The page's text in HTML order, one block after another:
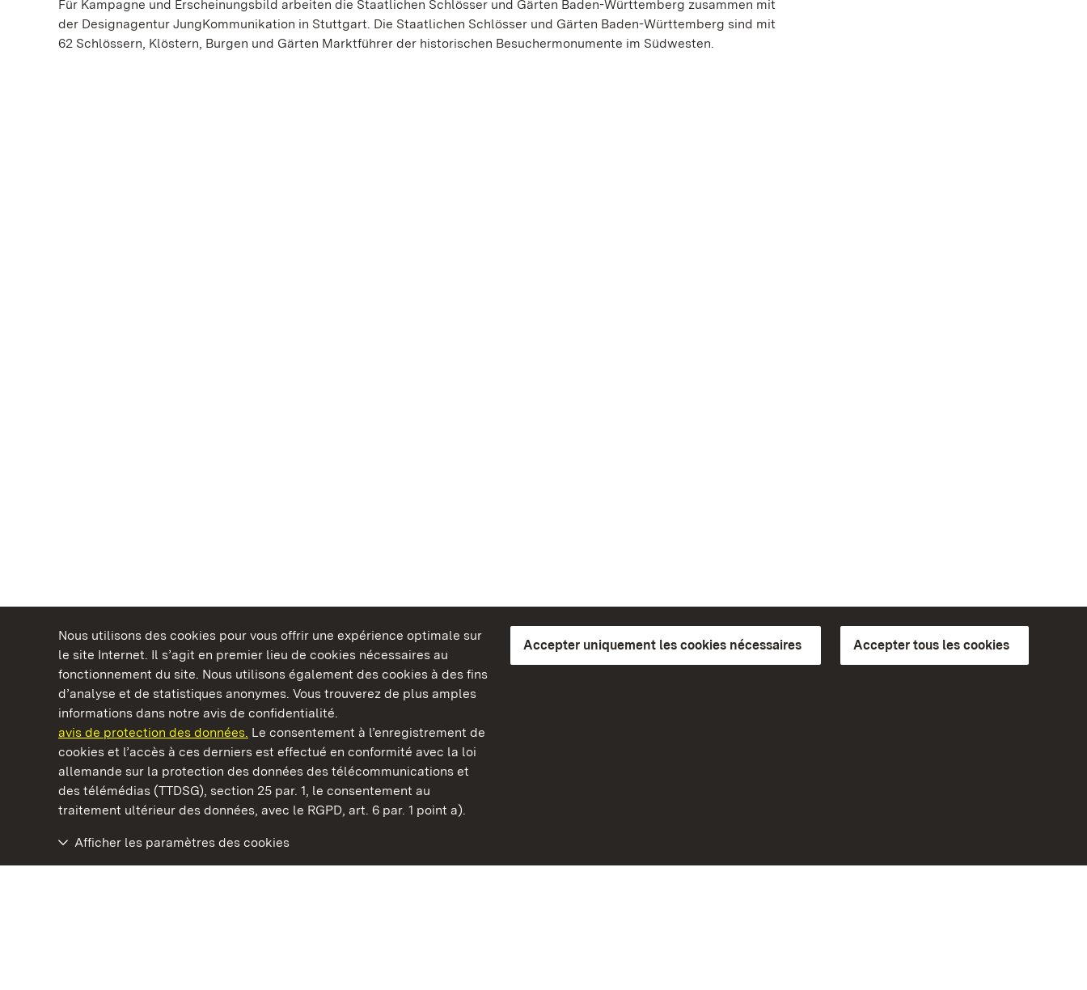
Nous utilisons des cookies pour vous offrir une expérience optimale sur
le site Internet. Il s’agit en premier lieu de cookies nécessaires au
fonctionnement du site. Nous utilisons également des cookies à des fins
d’analyse et de statistiques anonymes. Vous trouverez de plus amples
informations dans notre avis de confidentialité.
avis de protection des données. Le consentement à l’enregistrement de
cookies et l’accès à ces derniers est effectué en conformité avec la loi
allemande sur la protection des données des télécommunications et
des télémédias (TTDSG), section 25 par. 1, le consentement au
traitement ultérieur des données, avec le RGPD, art. 6 par. 1 point a).
Accepter uniquement les cookies nécessaires Accepter tous les cookies
Afficher les paramètres des cookies
Für Kampagne und Erscheinungsbild arbeiten die Staatlichen Schlösser und Gärten Baden-Württemberg zusammen mit
der Designagentur JungKommunikation in Stuttgart. Die Staatlichen Schlösser und Gärten Baden-Württemberg sind mit
62 Schlössern, Klöstern, Burgen und Gärten Marktführer der historischen Besuchermonumente im Südwesten.
Châteaux et jardins publics du Bade-Wurtemberg
Château-fort Hochburg d' Emmendingen
BITV-konform (geprüfte Seiten)